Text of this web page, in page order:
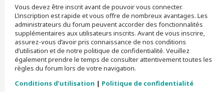
Vous devez être inscrit avant de pouvoir vous connecter.
L’inscription est rapide et vous offre de nombreux avantages. Les
administrateurs du forum peuvent accorder des fonctionnalités
supplémentaires aux utilisateurs inscrits. Avant de vous inscrire,
assurez-vous d’avoir pris connaissance de nos conditions
d’utilisation et de notre politique de confidentialité. Veuillez
également prendre le temps de consulter attentivement toutes les
règles du forum lors de votre navigation.
Conditions d’utilisation | Politique de confidentialité